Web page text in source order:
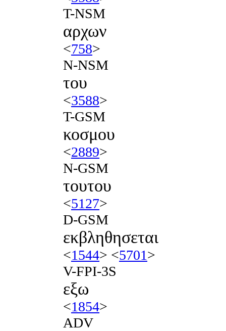
T-NSM
αρχων
<758>
N-NSM
του
<3588>
T-GSM
κοσμου
<2889>
N-GSM
τουτου
<5127>
D-GSM
εκβληθησεται
<1544> <5701>
V-FPI-3S
εξω
<1854>
ADV